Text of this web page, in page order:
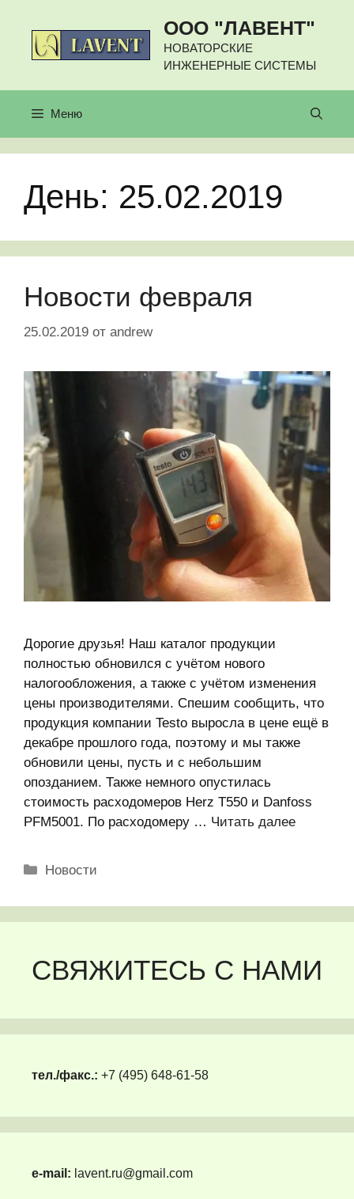
содержимому
ООО "ЛАВЕНТ"
НОВАТОРСКИЕ
ИНЖЕНЕРНЫЕ СИСТЕМЫ
Меню
День: 25.02.2019
Новости февраля
25.02.2019 от andrew
Дорогие друзья! Наш каталог продукции
полностью обновился с учётом нового
налогообложения, а также с учётом изменения
цены производителями. Спешим сообщить, что
продукция компании Testo выросла в цене ещё в
декабре прошлого года, поэтому и мы также
обновили цены, пусть и с небольшим
опозданием. Также немного опустилась
стоимость расходомеров Herz T550 и Danfoss
PFM5001. По расходомеру … Читать далее
Рубрики
Новости
СВЯЖИТЕСЬ С НАМИ
тел./факс.: +7 (495) 648-61-58
e-mail: lavent.ru@gmail.com